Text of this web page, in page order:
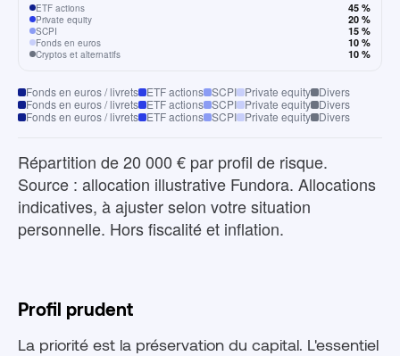
ETF actions 45 %
Private equity 20 %
SCPI 15 %
Fonds en euros 10 %
Cryptos et alternatifs 10 %
Fonds en euros / livrets ETF actions SCPI Private equity Divers
Fonds en euros / livrets ETF actions SCPI Private equity Divers
Fonds en euros / livrets ETF actions SCPI Private equity Divers
Répartition de 20 000 € par profil de risque.
Source : allocation illustrative Fundora. Allocations
indicatives, à ajuster selon votre situation
personnelle. Hors fiscalité et inflation.
Profil prudent
La priorité est la préservation du capital. L'essentiel